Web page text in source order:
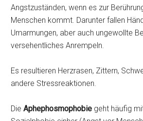
Angstzuständen, wenn es zur
Menschen kommt. Darunter fallen
Umarmungen, aber auch ungewollte
versehentliches Anrempeln.
Es resultieren Herzrasen, Zittern,
andere Stressreaktionen.
DieAphephosmophobie geht häufig